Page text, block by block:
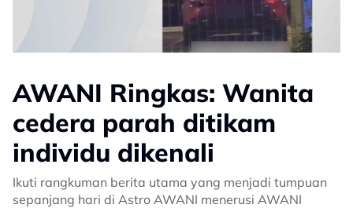
AWANI Ringkas: Wanita
cedera parah ditikam
individu dikenali
Ikuti rangkuman berita utama yang menjadi tumpuan
sepanjang hari di Astro AWANI menerusi AWANI